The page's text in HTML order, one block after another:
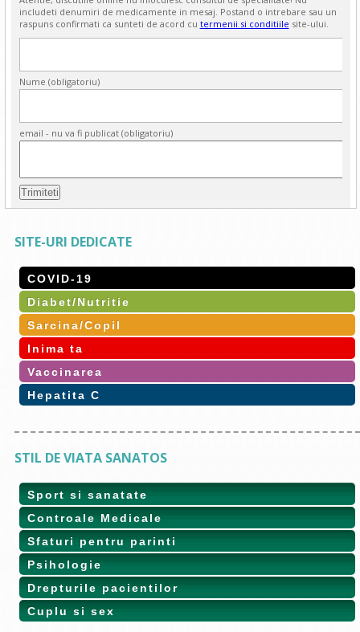
includeti denumiri de medicamente in mesaj. Postand o intrebare sau un
raspuns confirmati ca sunteti de acord cu termenii si conditiile site-ului.
Nume (obligatoriu)
email - nu va fi publicat (obligatoriu)
SITE-URI DEDICATE
COVID-19
Diabet/Nutritie
Sarcina/Copil
Inima ta
Vaccinarea
Hepatita C
STIL DE VIATA SANATOS
Sport si sanatate
Controale Medicale
Sfaturi pentru parinti
Psihologie
Drepturile pacientilor
Cuplu si sex